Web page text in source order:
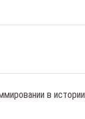
в